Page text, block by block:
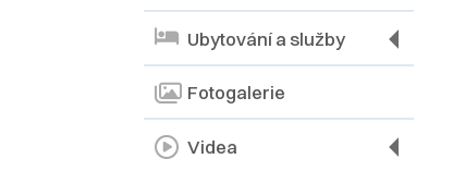
Ubytování a služby
Fotogalerie
Videa